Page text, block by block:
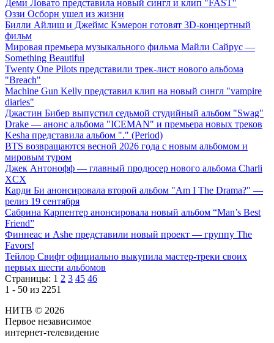
Деми Ловато представила новый сингл и клип "FAST"
Оззи Осборн ушел из жизни
Билли Айлиш и Джеймс Кэмерон готовят 3D-концертный
фильм
Мировая премьера музыкального фильма Майли Сайрус —
Something Beautiful
Twenty One Pilots представили трек-лист нового альбома
"Breach"
Machine Gun Kelly представил клип на новый сингл "vampire
diaries"
Джастин Бибер выпустил седьмой студийный альбом "Swag"
Drake — анонс альбома "ICEMAN" и премьера новых треков
Kesha представила альбом "." (Period)
BTS возвращаются весной 2026 года с новым альбомом и
мировым туром
Джек Антонофф — главный продюсер нового альбома Charli
XCX
Карди Би анонсировала второй альбом "Am I The Drama?" —
релиз 19 сентября
Сабрина Карпентер анонсировала новый альбом “Man’s Best
Friend”
Финнеас и Ashe представили новый проект — группу The
Favors!
Тейлор Свифт официально выкупила мастер-треки своих
первых шести альбомов
Страницы: 1 2 3 45 46
1 - 50 из 2251
НИТВ © 2026
Первое независимое
интернет-телевидение